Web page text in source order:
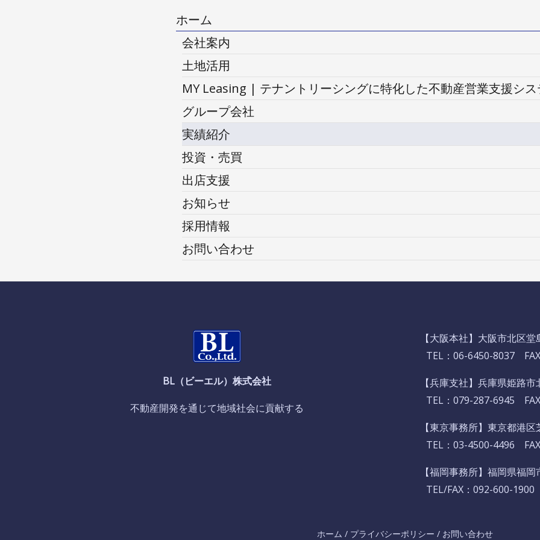
ホーム
会社案内
土地活用
MY Leasing | テナントリーシングに特化した不動産営業支援シ
グループ会社
実績紹介
投資・売買
出店支援
お知らせ
採用情報
お問い合わせ
BL（ビーエル）株式会社
不動産開発を通じて地域社会に貢献する
【大阪本社】 大阪市北区堂
TEL： 06-6450-8037
【兵庫支社】 兵庫県姫路市
TEL： 079-287-6945
【東京事務所】東京都港
TEL： 03-4500-4496
【福岡事務所】福岡県福
TEL/FAX：092-600-1900
ホーム / プライバシーポリシー / お問い合わせ